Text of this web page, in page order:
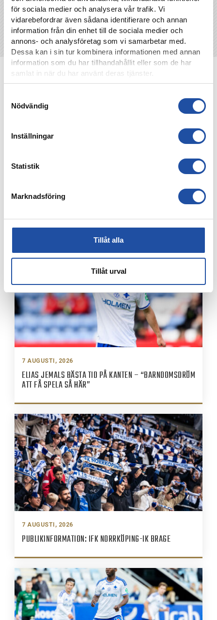
för sociala medier och analysera vår trafik. Vi
vidarebefordrar även sådana identifierare och annan
information från din enhet till de sociala medier och
annons- och analysföretag som vi samarbetar med.
Dessa kan i sin tur kombinera informationen med annan
information som du har tillhandahållit eller som de har
samlat in när du har använt deras tjänster.
Nödvändig
Inställningar
Statistik
Marknadsföring
Tillåt alla
Tillåt urval
NYHETER
IFK-TRUPPEN MOT IK BRAGE
7 AUGUSTI, 2026
ELIAS JEMALS BÄSTA TID PÅ KANTEN – “BARNDOMSDRÖM
ATT FÅ SPELA SÅ HÄR”
7 AUGUSTI, 2026
PUBLIKINFORMATION: IFK NORRKÖPING-IK BRAGE